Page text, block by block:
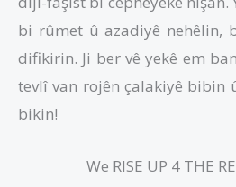
bi rûmet û azadiyê nehêlin,
difikirin. Ji ber vê yekê em
tevlî van rojên çalakiyê bibin
bikin!
We RISE UP 4 THE